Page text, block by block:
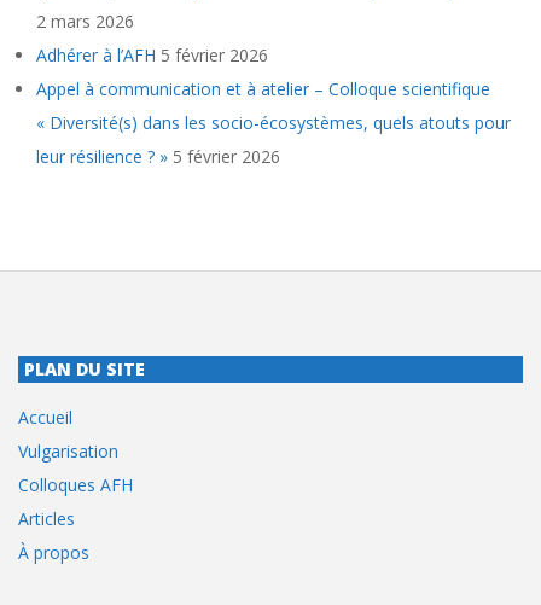
2 mars 2026
Adhérer à l’AFH 5 février 2026
Appel à communication et à atelier – Colloque scientifique
« Diversité(s) dans les socio-écosystèmes, quels atouts pour
leur résilience ? » 5 février 2026
PLAN DU SITE
Accueil
Vulgarisation
Colloques AFH
Articles
À propos